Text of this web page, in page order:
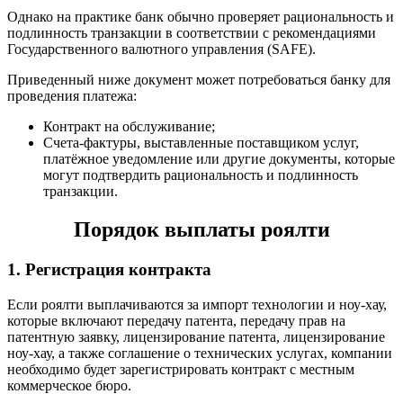
Однако на практике банк обычно проверяет рациональность и
подлинность транзакции в соответствии с рекомендациями
Государственного валютного управления (SAFE).
Приведенный ниже документ может потребоваться банку для
проведения платежа:
Контракт на обслуживание;
Счета-фактуры, выставленные поставщиком услуг,
платёжное уведомление или другие документы, которые
могут подтвердить рациональность и подлинность
транзакции.
Порядок выплаты роялти
1. Регистрация контракта
Если роялти выплачиваются за импорт технологии и ноу-хау,
которые включают передачу патента, передачу прав на
патентную заявку, лицензирование патента, лицензирование
ноу-хау, а также соглашение о технических услугах, компании
необходимо будет зарегистрировать контракт с местным
коммерческое бюро.